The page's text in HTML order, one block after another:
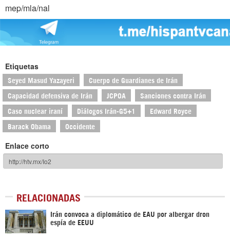
mep/mla/nal
Etiquetas
Seyed Masud Yazayeri Cuerpo de Guardianes de Irán
Capacidad defensiva de Irán JCPOA Sanciones contra Irán
Caso nuclear iraní Diálogos Irán-G5+1 Edward Royce
Barack Obama Occidente
Enlace corto
RELACIONADAS
Irán convoca a diplomático de EAU por albergar dron
espía de EEUU